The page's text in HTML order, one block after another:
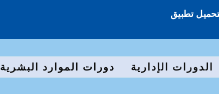
تطبيق
الدورات الإدارية دورات الموارد البشرية